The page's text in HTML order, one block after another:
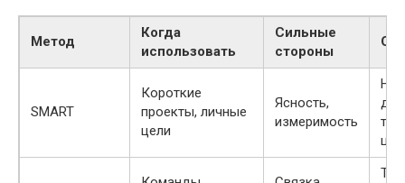
Метод
Когда
использовать
Сильные
стороны
SMART
Короткие
проекты, личные
цели
Ясность,
измеримость
Не
для